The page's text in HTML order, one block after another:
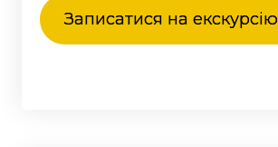
Записатися на екскурсію